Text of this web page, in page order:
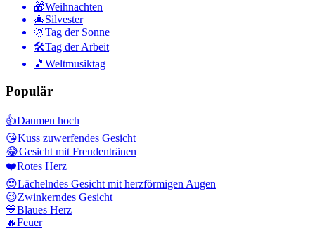
🎁Weihnachten
🎄Silvester
🌞Tag der Sonne
🛠Tag der Arbeit
🎵 Weltmusiktag
Populär
👍Daumen hoch
😘Kuss zuwerfendes Gesicht
😂Gesicht mit Freudentränen
❤️Rotes Herz
😍Lächelndes Gesicht mit herzförmigen Augen
😉Zwinkerndes Gesicht
💙Blaues Herz
🔥Feuer